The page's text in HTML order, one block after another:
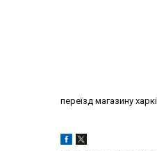
переїзд магазину